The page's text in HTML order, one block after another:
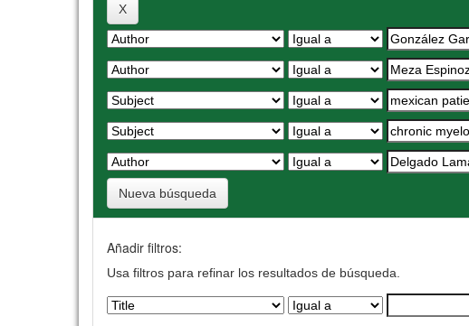
Nueva búsqueda
Añadir filtros:
Usa filtros para refinar los resultados de búsqueda.